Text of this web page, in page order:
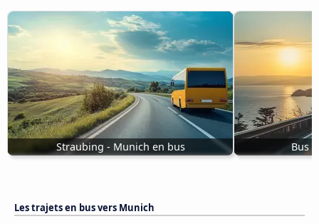
Straubing - Munich en bus Bus
Les trajets en bus vers Munich